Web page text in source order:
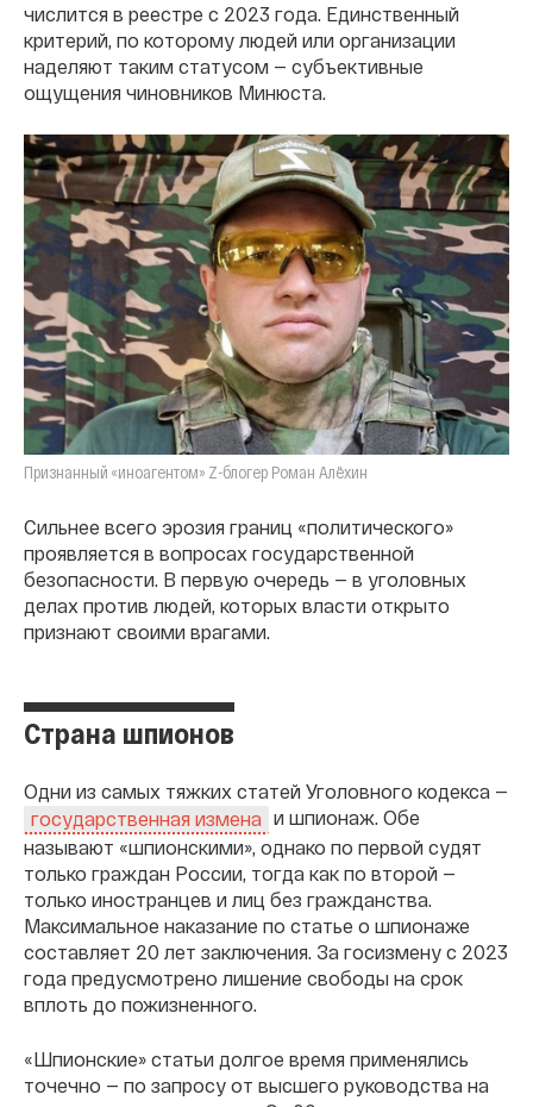
числится в реестре с 2023 года. Единственный
критерий, по которому людей или организации
наделяют таким статусом — субъективные
ощущения чиновников Минюста.
Признанный «иноагентом» Z-блогер Роман Алёхин
Сильнее всего эрозия границ «политического»
проявляется в вопросах государственной
безопасности. В первую очередь — в уголовных
делах против людей, которых власти открыто
признают своими врагами.
Страна шпионов
Одни из самых тяжких статей Уголовного кодекса —
государственная измена и шпионаж. Обе
называют «шпионскими», однако по первой судят
только граждан России, тогда как по второй —
только иностранцев и лиц без гражданства.
Максимальное наказание по статье о шпионаже
составляет 20 лет заключения. За госизмену с 2023
года предусмотрено лишение свободы на срок
вплоть до пожизненного.
«Шпионские» статьи долгое время применялись
точечно — по запросу от высшего руководства на